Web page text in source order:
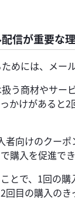
信が重要な
めには、メー
う商材やサー
かけがあると
者向けのクーポ
購入を促進でき
とで、1回の
回目の購入の